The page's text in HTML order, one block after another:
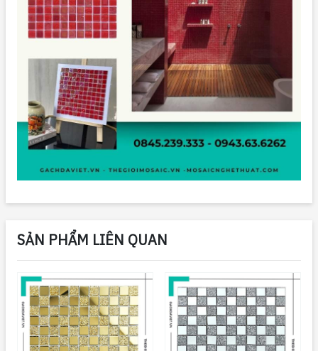
SẢN PHẨM LIÊN QUAN